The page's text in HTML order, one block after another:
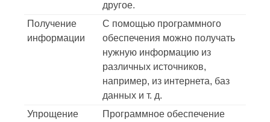
другое.
Получение
информации
С помощью программного
обеспечения можно получать
нужную информацию из
различных источников,
например, из интернета, баз
данных и т. д.
Упрощение
Программное обеспечение